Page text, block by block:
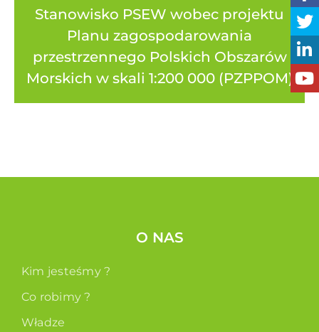
Stanowisko PSEW wobec projektu
Planu zagospodarowania
przestrzennego Polskich Obszarów
Morskich w skali 1:200 000 (PZPPOM)
O NAS
Kim jesteśmy ?
Co robimy ?
Władze